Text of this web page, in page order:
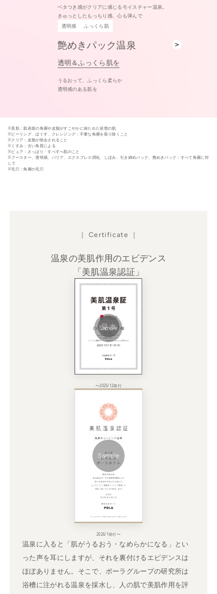
ベタつき感がクリアに感じるモイスチャー温泉。
きゅっとしたもっちり感、心も弾んで
透明感
ふっくら肌
艶めきパック温泉
透明＆ふっくら肌を
うるおって、ふっくら柔らか
透明感のある肌を
※美肌：肌表面の角層や皮脂がすこやかに保たれた状態の肌
※ピーリング、ほぐす、クレンジング：不要な角層を取り除くこと
※クリア：皮脂が除去されること
※くすみ：古い角質による
※ピュア：さっぱり・すべすべ肌のこと
※ブースター、透明感、バリア、エクスプレス潤化、しぼみ、引き締めパック、艶めきパック：すべて角層に対
して
※毛穴：角層の毛穴
｜ Certificate ｜
温泉の美肌作用のエビデンス
「美肌温泉認証」
〜2025/12発行
2026/1発行〜
温泉に入ると「肌がうるおう・なめらかになる」とい
った声を耳にしますが、それを裏付けるエビデンスは
ほぼありません。そこで、ポーラグループの研究所は
浴槽に注がれる温泉を採水し、人の肌で美肌作用を評